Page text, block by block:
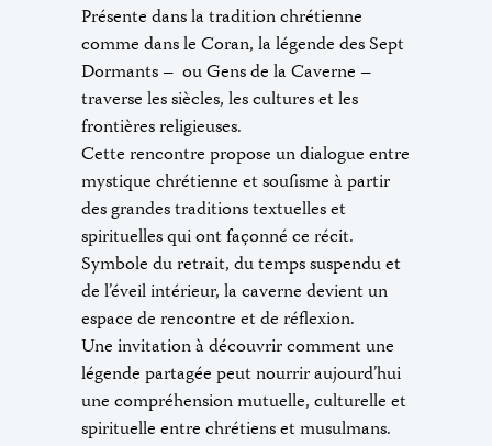
Présente dans la tradition chrétienne
comme dans le Coran, la légende des Sept
Dormants – ou Gens de la Caverne –
traverse les siècles, les cultures et les
frontières religieuses.
Cette rencontre propose un dialogue entre
mystique chrétienne et soufisme à partir
des grandes traditions textuelles et
spirituelles qui ont façonné ce récit.
Symbole du retrait, du temps suspendu et
de l’éveil intérieur, la caverne devient un
espace de rencontre et de réflexion.
Une invitation à découvrir comment une
légende partagée peut nourrir aujourd’hui
une compréhension mutuelle, culturelle et
spirituelle entre chrétiens et musulmans.